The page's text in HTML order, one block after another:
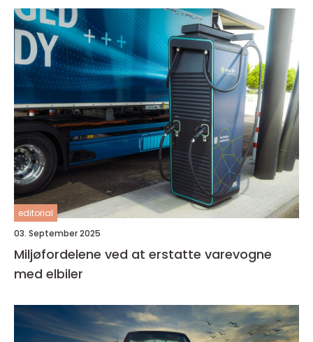
editorial
03. September 2025
Miljøfordelene ved at erstatte varevogne
med elbiler